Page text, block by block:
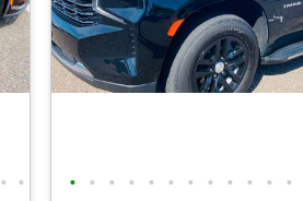
• • • • • • • • • • • • • •